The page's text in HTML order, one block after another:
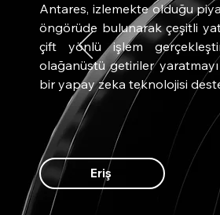
Antares, izlemekte olduğu
öngörüde bulunarak çeşitli
çift yönlü işlem
olağanüstü getiriler
bir yapay zeka teknolojisi
Eriş